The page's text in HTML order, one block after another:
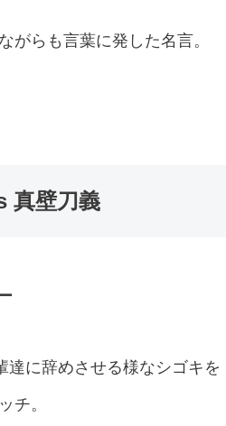
がらも言葉に発した名言。
真壁刀義
達に辞めさせる様なシゴキを
チ。